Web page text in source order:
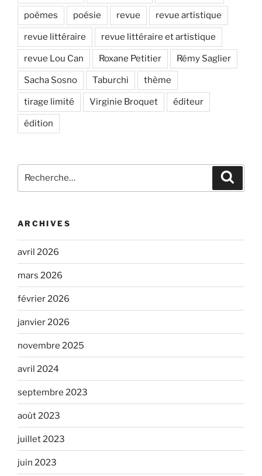
poèmes poésie revue revue artistique
revue littéraire revue littéraire et artistique
revue Lou Can Roxane Petitier Rémy Saglier
Sacha Sosno Taburchi thème
tirage limité Virginie Broquet éditeur
édition
pour
ARCHIVES
avril 2026
mars 2026
février 2026
janvier 2026
novembre 2025
avril 2024
septembre 2023
août 2023
juillet 2023
juin 2023